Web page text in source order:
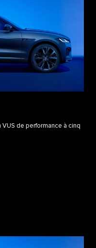
VUS de performance à cinq